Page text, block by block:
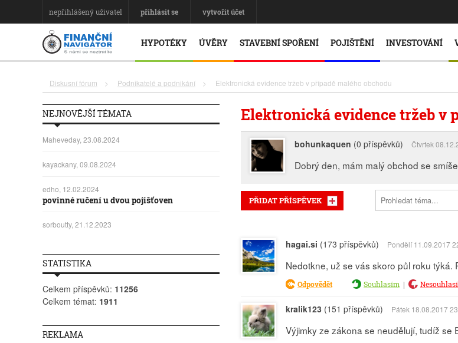
nepřihlášený uživatel přihlásit se vytvořit účet
HYPOTÉKY ÚVĚRY STAVEBNÍ SPOŘENÍ POJIŠTĚNÍ INVESTOVÁNÍ
Diskusní fórum > Podnikatelé a podnikání > Elektronická evidence tržeb v případě malého obchodu
Elektronická evidence tržeb v
bohunkaquen (0 příspěvků) Čtvrtek
Dobrý den, mám malý obchod se
PŘIDAT PŘÍSPĚVEK
hagai.si (173 příspěvků) Pondělí 11.09.2017
Nedotkne, už se vás skoro půl roku
Odpovědět Souhlasím |
kralik123 (151 příspěvků) Pátek 18.08.2017
Výjimky ze zákona se neudělují, tudíž se
NEJNOVĚJŠÍ TÉMATA
Maheveday, 23.08.2024
kayackany, 09.08.2024
edho, 12.02.2024
povinné ručení u dvou pojišťoven
sorboutty, 21.12.2023
STATISTIKA
Celkem příspěvků: 11256
Celkem témat: 1911
REKLAMA